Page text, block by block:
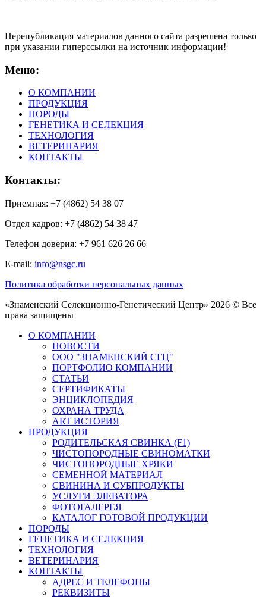
Перепубликация материалов данного сайта разрешена только
при указании гиперсcылки на источник информации!
Меню:
О КОМПАНИИ
ПРОДУКЦИЯ
ПОРОДЫ
ГЕНЕТИКА И СЕЛЕКЦИЯ
ТЕХНОЛОГИЯ
ВЕТЕРИНАРИЯ
КОНТАКТЫ
Контакты:
Приемная: +7 (4862) 54 38 07
Отдел кадров: +7 (4862) 54 38 47
Телефон доверия: +7 961 626 26 66
E-mail: info@nsgc.ru
Политика обработки персональных данных
«Знаменский Селекционно-Генетический Центр» 2026 © Все
права защищены
О КОМПАНИИ
НОВОСТИ
ООО "ЗНАМЕНСКИЙ СГЦ"
ПОРТФОЛИО КОМПАНИИ
СТАТЬИ
СЕРТИФИКАТЫ
ЭНЦИКЛОПЕДИЯ
ОХРАНА ТРУДА
ART ИСТОРИЯ
ПРОДУКЦИЯ
РОДИТЕЛЬСКАЯ СВИНКА (F1)
ЧИСТОПОРОДНЫЕ СВИНОМАТКИ
ЧИСТОПОРОДНЫЕ ХРЯКИ
СЕМЕННОЙ МАТЕРИАЛ
СВИНИНА И СУБПРОДУКТЫ
УСЛУГИ ЭЛЕВАТОРА
ФОТОГАЛЕРЕЯ
КАТАЛОГ ГОТОВОЙ ПРОДУКЦИИ
ПОРОДЫ
ГЕНЕТИКА И СЕЛЕКЦИЯ
ТЕХНОЛОГИЯ
ВЕТЕРИНАРИЯ
КОНТАКТЫ
АДРЕС И ТЕЛЕФОНЫ
РЕКВИЗИТЫ